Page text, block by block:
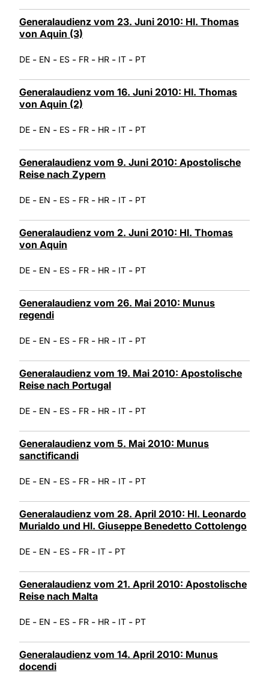
Generalaudienz vom 23. Juni 2010: Hl. Thomas
von Aquin (3)
DE - EN - ES - FR - HR - IT - PT
Generalaudienz vom 16. Juni 2010: Hl. Thomas
von Aquin (2)
DE - EN - ES - FR - HR - IT - PT
Generalaudienz vom 9. Juni 2010: Apostolische
Reise nach Zypern
DE - EN - ES - FR - HR - IT - PT
Generalaudienz vom 2. Juni 2010: Hl. Thomas
von Aquin
DE - EN - ES - FR - HR - IT - PT
Generalaudienz vom 26. Mai 2010: Munus
regendi
DE - EN - ES - FR - HR - IT - PT
Generalaudienz vom 19. Mai 2010: Apostolische
Reise nach Portugal
DE - EN - ES - FR - HR - IT - PT
Generalaudienz vom 5. Mai 2010: Munus
sanctificandi
DE - EN - ES - FR - HR - IT - PT
Generalaudienz vom 28. April 2010: Hl. Leonardo
Murialdo und Hl. Giuseppe Benedetto Cottolengo
DE - EN - ES - FR - IT - PT
Generalaudienz vom 21. April 2010: Apostolische
Reise nach Malta
DE - EN - ES - FR - HR - IT - PT
Generalaudienz vom 14. April 2010: Munus
docendi